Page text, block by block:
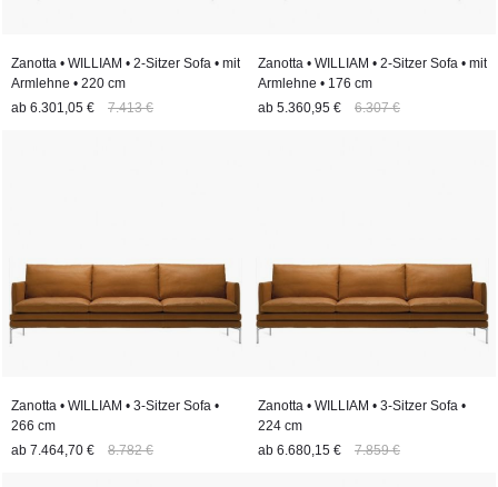
Zanotta • WILLIAM • 2-Sitzer Sofa • mit
Armlehne • 220 cm
ab 6.301,05 € 7.413 €
Zanotta • WILLIAM • 2-Sitzer Sofa • mit
Armlehne • 176 cm
ab 5.360,95 € 6.307 €
Zanotta • WILLIAM • 3-Sitzer Sofa •
266 cm
ab 7.464,70 € 8.782 €
Zanotta • WILLIAM • 3-Sitzer Sofa •
224 cm
ab 6.680,15 € 7.859 €